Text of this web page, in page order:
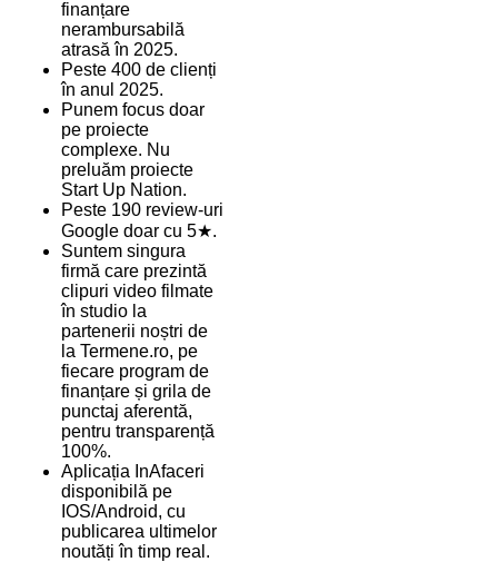
finanțare
nerambursabilă
atrasă în 2025.
Peste 400 de clienți
în anul 2025.
Punem focus doar
pe proiecte
complexe. Nu
preluăm proiecte
Start Up Nation.
Peste 190 review-uri
Google doar cu 5★.
Suntem singura
firmă care prezintă
clipuri video filmate
în studio la
partenerii noștri de
la Termene.ro, pe
fiecare program de
finanțare și grila de
punctaj aferentă,
pentru transparență
100%.
Aplicația InAfaceri
disponibilă pe
IOS/Android, cu
publicarea ultimelor
noutăți în timp real.